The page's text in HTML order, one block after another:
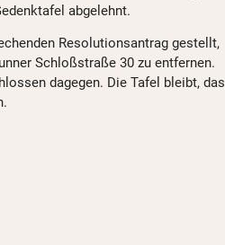
abgelehnt.
Resolutionsantrag gestellt,
Schloßstraße 30 zu entfernen.
dagegen. Die Tafel bleibt, das